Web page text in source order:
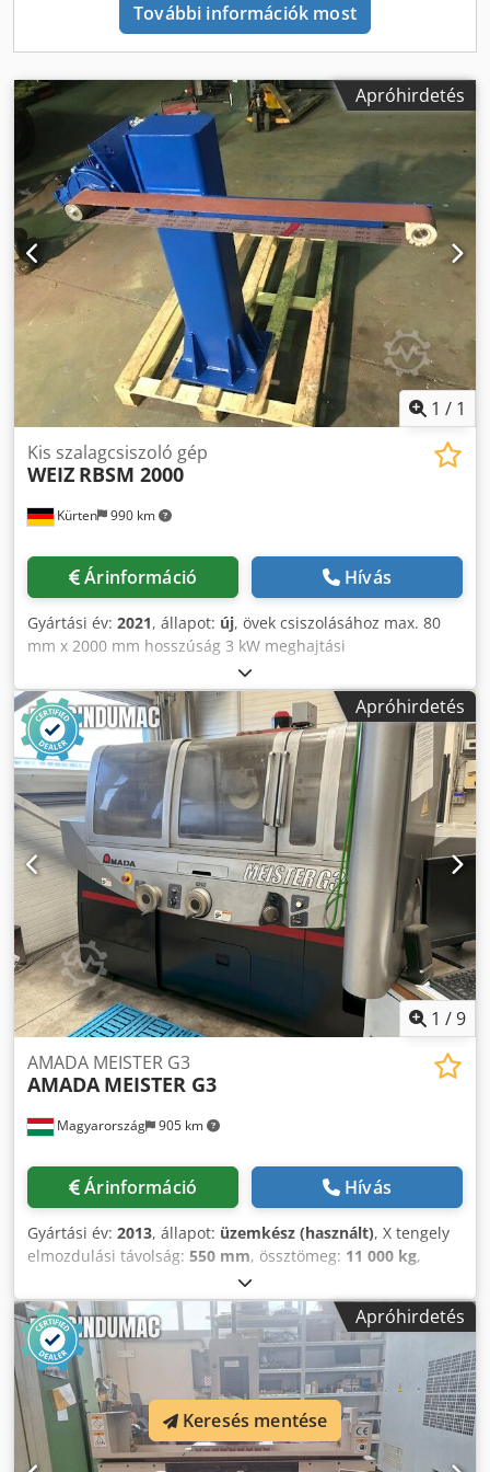
További információk most
Apróhirdetés
1 / 1
Kürten 990 km
Kis szalagcsiszoló gép
WEIZ RBSM 2000
Árinformáció Hívás
Gyártási év: 2021, állapot: új, övek csiszolásához max. 80
mm x 2000 mm hosszúság 3 kW meghajtási
teljesítménnyel, érintkező kerékhez max. átmérője 80 mm x
80 mm Dedegxuhmjpfx Acasck
Apróhirdetés
1 /9
Magyarország 905 km
AMADA MEISTER G3
AMADA MEISTER G3
Árinformáció Hívás
Gyártási év: 2013, állapot: üzemkész (használt), X tengely
elmozdulási távolság: 550 mm, össztömeg: 11 000 kg,
, asztalterhelés:
tengelyek száma:2, Ez az AMADA MEISTER G3
felületcsiszoló gép 2013-ban készült, és egy robusztus
megoldás a precíziós felületcsiszolási alkalmazásokhoz. A
gép jelenleg nem üzemképes állapotban van egy
elektronikai/vezérlési probléma miatt. A FANUC vezérlőt
kicserélték, azonban a gép a cserét követően nem állt újra
üzembe. A gyártó szervize javítást javasolt, amelynek
becsült költsége 15 EUR volt, de nem került sor a javításra.
Apróhirdetés
Keresés mentése